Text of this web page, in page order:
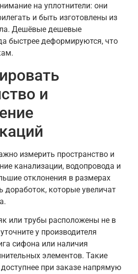
на уплотнители: они
и быть изготовлены из
Дешёвые дешевые
быстрее деформируются, что
и
измерить пространство и
канализации, водопровода и
отклонения в размерах
доработок, которые увеличат
или трубы расположены не в
у производителя
сифона или наличия
элементов. Такие
при заказе напрямую